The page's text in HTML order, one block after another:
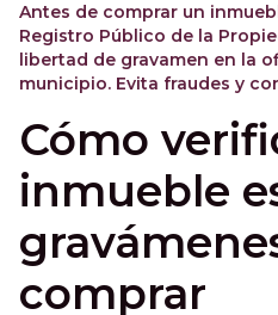
Antes de comprar un
Registro Público de la
libertad de gravamen en la
municipio. Evita fraudes y
Cómo
inmueble
comprar